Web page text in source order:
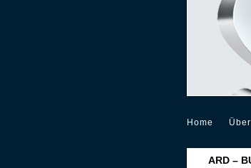
Home Über
ARD –